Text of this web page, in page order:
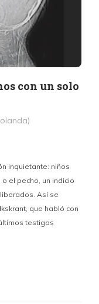
con un solo
inquietante: niños
el pecho, un indicio
Así se
que habló con
testigos